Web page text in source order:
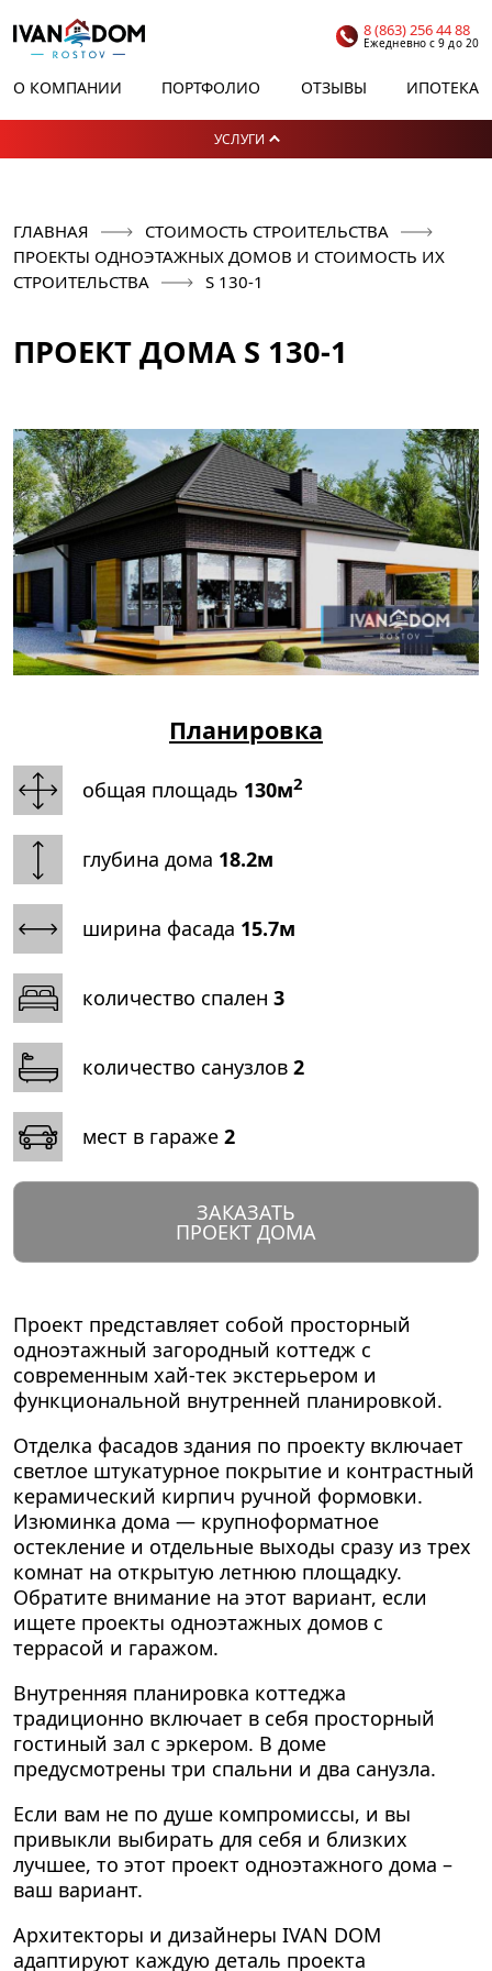
О КОМПАНИИ ПОРТФОЛИО ОТЗЫВЫ ИПОТЕКА
8 (863) 256 44 88
Ежедневно с 9 до 20
УСЛУГИ
ГЛАВНАЯ
СТОИМОСТЬ СТРОИТЕЛЬСТВА
ПРОЕКТЫ ОДНОЭТАЖНЫХ ДОМОВ И СТОИМОСТЬ ИХ
СТРОИТЕЛЬСТВА
S 130-1
ПРОЕКТ ДОМА S 130-1
общая площадь 130м2
глубина дома 18.2м
ширина фасада 15.7м
количество спален 3
количество санузлов 2
мест в гараже 2
Планировка
ЗАКАЗАТЬ
ПРОЕКТ ДОМА
Проект представляет собой просторный
одноэтажный загородный коттедж с
современным хай-тек экстерьером и
функциональной внутренней планировкой.
Отделка фасадов здания по проекту включает
светлое штукатурное покрытие и контрастный
керамический кирпич ручной формовки.
Изюминка дома — крупноформатное
остекление и отдельные выходы сразу из трех
комнат на открытую летнюю площадку.
Обратите внимание на этот вариант, если
ищете проекты одноэтажных домов с
террасой и гаражом.
Внутренняя планировка коттеджа
традиционно включает в себя просторный
гостиный зал с эркером. В доме
предусмотрены три спальни и два санузла.
Если вам не по душе компромиссы, и вы
привыкли выбирать для себя и близких
лучшее, то этот проект одноэтажного дома –
ваш вариант.
Архитекторы и дизайнеры IVAN DOM
адаптируют каждую деталь проекта